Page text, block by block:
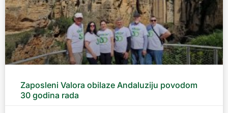
Zaposleni Valora obilaze Andaluziju povodom
30 godina rada